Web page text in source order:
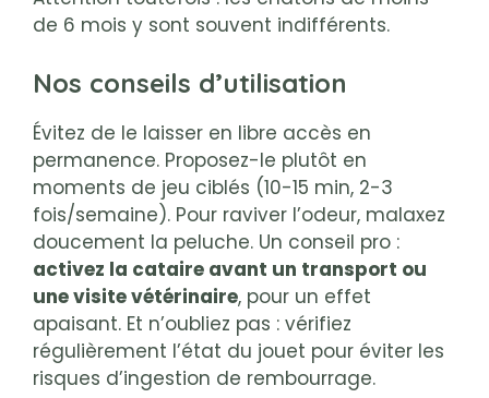
de 6 mois y sont souvent indifférents.
Nos conseils d’utilisation
Évitez de le laisser en libre accès en
permanence. Proposez-le plutôt en
moments de jeu ciblés (10-15 min, 2-3
fois/semaine). Pour raviver l’odeur, malaxez
doucement la peluche. Un conseil pro :
activez la cataire avant un transport ou
une visite vétérinaire, pour un effet
apaisant. Et n’oubliez pas : vérifiez
régulièrement l’état du jouet pour éviter les
risques d’ingestion de rembourrage.